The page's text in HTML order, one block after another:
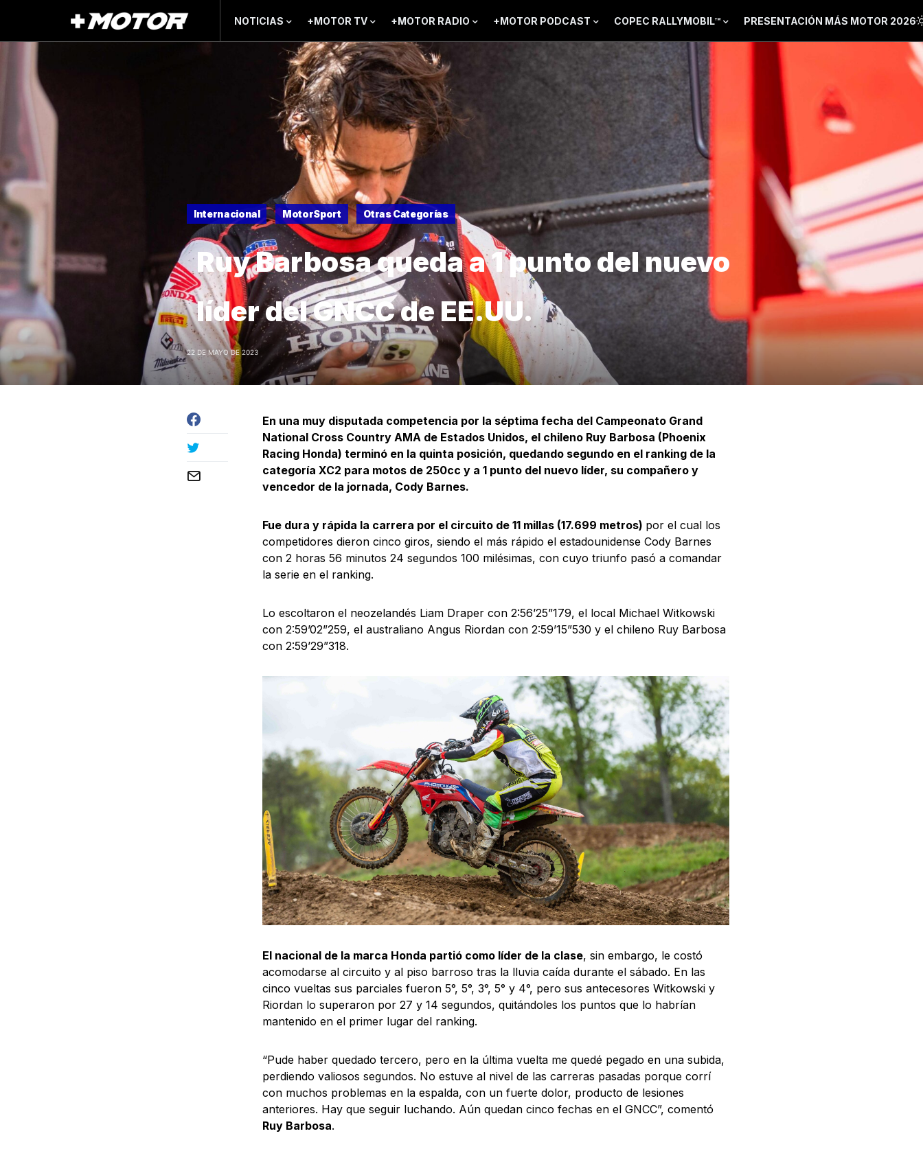
NOTICIAS +MOTOR TV +MOTOR RADIO +MOTOR PODCAST COPEC RALLYMOBIL™ PRESENTACIÓN MÁS MOTOR 2026
Internacional MotorSport Otras Categorías
Ruy Barbosa queda a 1 punto del nuevo
líder del GNCC de EE.UU.
22 DE MAYO DE 2023
En una muy disputada competencia por la séptima fecha del Campeonato Grand
National Cross Country AMA de Estados Unidos, el chileno Ruy Barbosa (Phoenix
Racing Honda) terminó en la quinta posición, quedando segundo en el ranking de la
categoría XC2 para motos de 250cc y a 1 punto del nuevo líder, su compañero y
vencedor de la jornada, Cody Barnes.
Fue dura y rápida la carrera por el circuito de 11 millas (17.699 metros) por el cual los
competidores dieron cinco giros, siendo el más rápido el estadounidense Cody Barnes
con 2 horas 56 minutos 24 segundos 100 milésimas, con cuyo triunfo pasó a comandar
la serie en el ranking.
Lo escoltaron el neozelandés Liam Draper con 2:56’25”179, el local Michael Witkowski
con 2:59’02”259, el australiano Angus Riordan con 2:59’15”530 y el chileno Ruy Barbosa
con 2:59’29”318.
El nacional de la marca Honda partió como líder de la clase, sin embargo, le costó
acomodarse al circuito y al piso barroso tras la lluvia caída durante el sábado. En las
cinco vueltas sus parciales fueron 5°, 5°, 3°, 5° y 4°, pero sus antecesores Witkowski y
Riordan lo superaron por 27 y 14 segundos, quitándoles los puntos que lo habrían
mantenido en el primer lugar del ranking.
“Pude haber quedado tercero, pero en la última vuelta me quedé pegado en una subida,
perdiendo valiosos segundos. No estuve al nivel de las carreras pasadas porque corrí
con muchos problemas en la espalda, con un fuerte dolor, producto de lesiones
anteriores. Hay que seguir luchando. Aún quedan cinco fechas en el GNCC”, comentó
Ruy Barbosa.